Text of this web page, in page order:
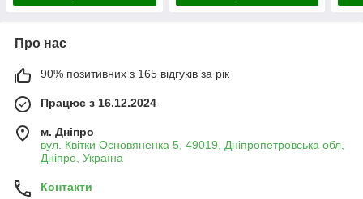
Про нас
90% позитивних з 165 відгуків за рік
Працює з 16.12.2024
м. Дніпро
вул. Квітки Основяненка 5, 49019, Дніпропетровська обл,
Дніпро, Україна
Контакти